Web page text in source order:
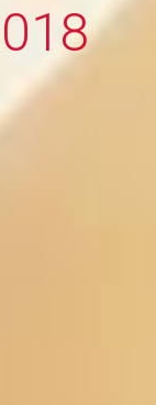
01 8